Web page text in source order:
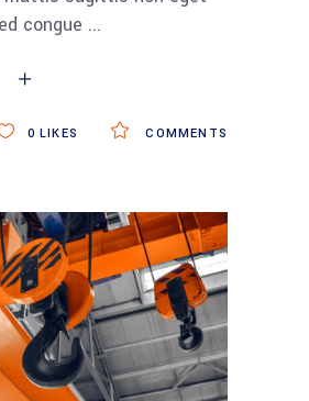
congue
COMMENTS
0 LIKES